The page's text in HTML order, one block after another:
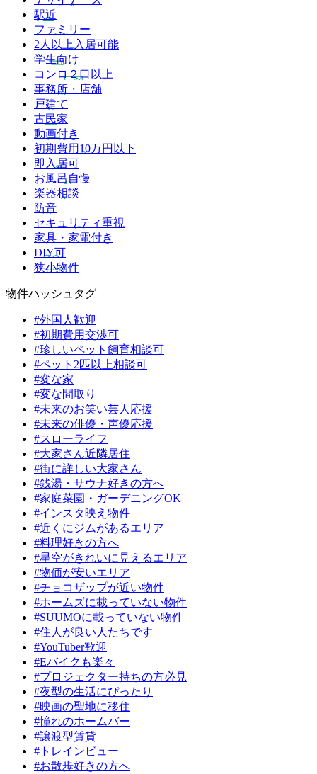
駅近
ファミリー
2人以上入居可能
学生向け
コンロ２口以上
事務所・店舗
戸建て
古民家
動画付き
初期費用10万円以下
即入居可
お風呂自慢
楽器相談
防音
セキュリティ重視
家具・家電付き
DIY可
狭小物件
物件ハッシュタグ
#外国人歓迎
#初期費用交渉可
#珍しいペット飼育相談可
#ペット2匹以上相談可
#変な家
#変な間取り
#未来のお笑い芸人応援
#未来の俳優・声優応援
#スローライフ
#大家さん近隣居住
#街に詳しい大家さん
#銭湯・サウナ好きの方へ
#家庭菜園・ガーデニングOK
#インスタ映え物件
#近くにジムがあるエリア
#料理好きの方へ
#星空がきれいに見えるエリア
#物価が安いエリア
#チョコザップが近い物件
#ホームズに載っていない物件
#SUUMOに載っていない物件
#住人が良い人たちです
#YouTuber歓迎
#Eバイクも楽々
#プロジェクター持ちの方必見
#夜型の生活にぴったり
#映画の聖地に移住
#憧れのホームバー
#譲渡型賃貸
#トレインビュー
#お散歩好きの方へ